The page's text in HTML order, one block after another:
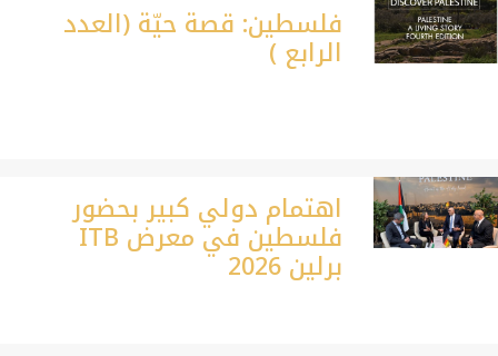
فلسطين: قصة حيّة (العدد
الرابع )
اهتمام دولي كبير بحضور
فلسطين في معرض ITB
برلين 2026